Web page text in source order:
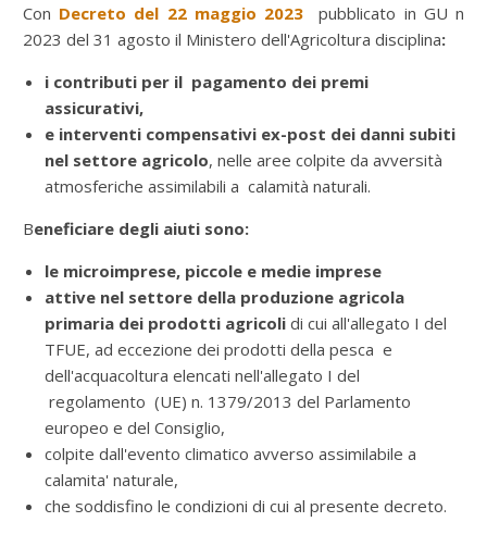
Con Decreto del 22 maggio 2023pubblicato in GU n
2023 del 31 agosto il Ministero dell'Agricoltura disciplina:
i contributi per il pagamento dei premi
assicurativi,
e interventi compensativi ex-post dei danni subiti
nel settore agricolo, nelle aree colpite da avversità
atmosferiche assimilabili a calamità naturali.
Beneficiare degli aiuti sono:
le microimprese, piccole e medie imprese
attive nel settore della produzione agricola
primaria dei prodotti agricoli di cui all'allegato I del
TFUE, ad eccezione dei prodotti della pesca e
dell'acquacoltura elencati nell'allegato I del
regolamento (UE) n. 1379/2013 del Parlamento
europeo e del Consiglio,
colpite dall'evento climatico avverso assimilabile a
calamita' naturale,
che soddisfino le condizioni di cui al presente decreto.